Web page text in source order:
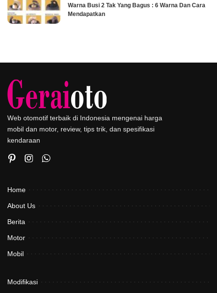
Warna Busi 2 Tak Yang Bagus : 6 Warna Dan Cara
Mendapatkan
Web otomotif terbaik di Indonesia mengenai harga
mobil dan motor, review, tips trik, dan spesifikasi
kendaraan
Home
About Us
Berita
Motor
Mobil
Modifikasi